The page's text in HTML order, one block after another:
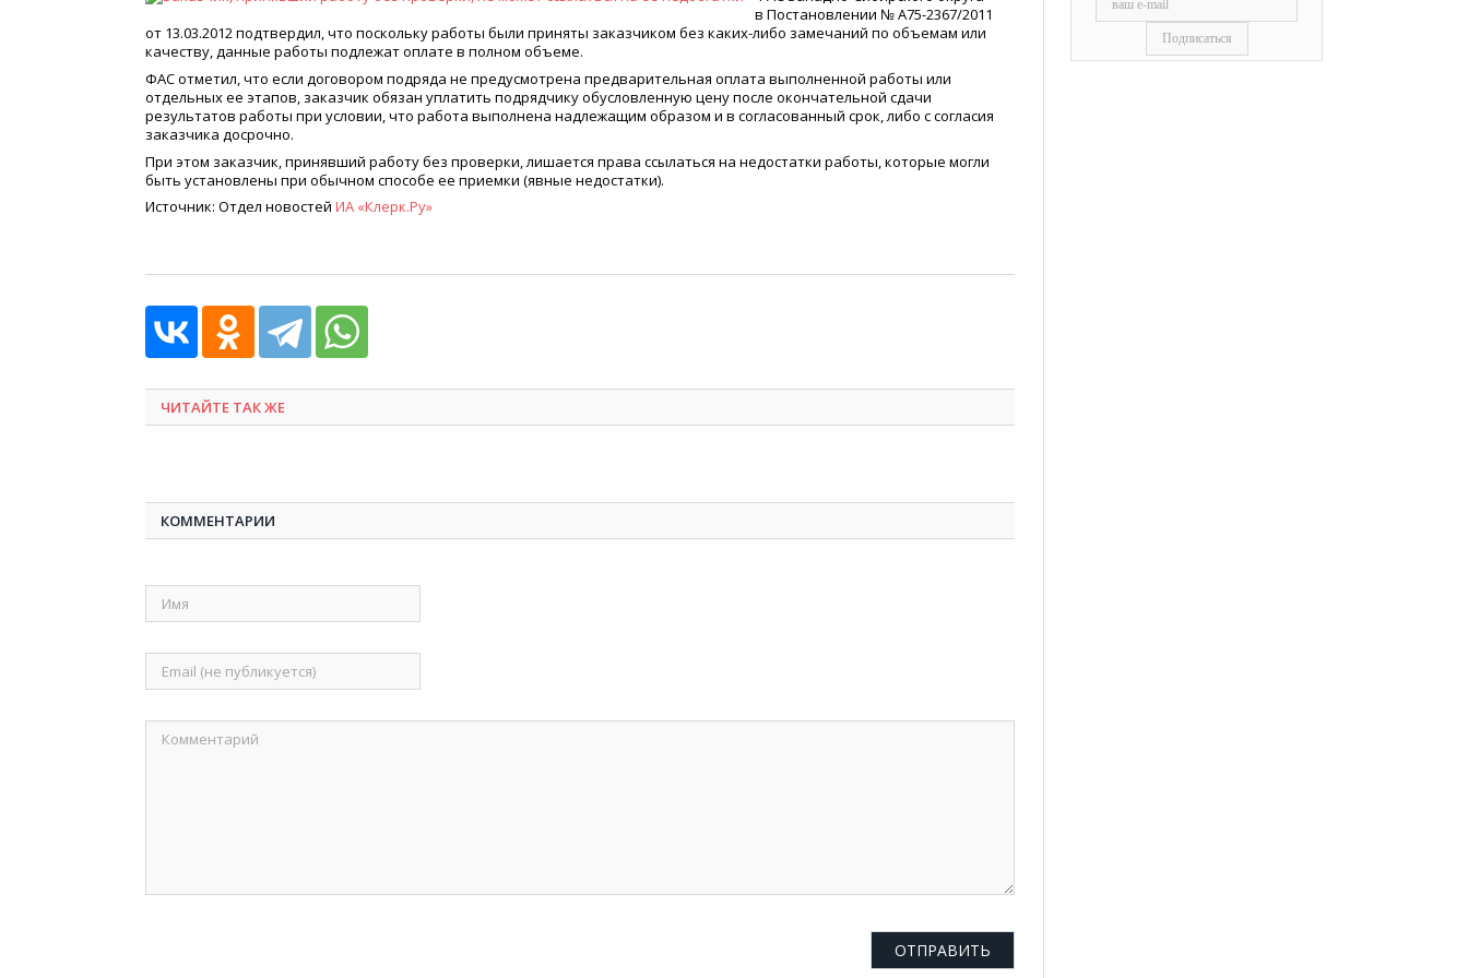
в Постановлении № А75-2367/2011
от 13.03.2012 подтвердил, что поскольку работы были приняты заказчиком без каких-либо замечаний по объемам или
качеству, данные работы подлежат оплате в полном объеме.
ФАС отметил, что если договором подряда не предусмотрена предварительная оплата выполненной работы или
отдельных ее этапов, заказчик обязан уплатить подрядчику обусловленную цену после окончательной сдачи
результатов работы при условии, что работа выполнена надлежащим образом и в согласованный срок, либо с согласия
заказчика досрочно.
При этом заказчик, принявший работу без проверки, лишается права ссылаться на недостатки работы, которые могли
быть установлены при обычном способе ее приемки (явные недостатки).
Источник: Отдел новостей ИА «Клерк.Ру»
ЧИТАЙТЕ ТАК ЖЕ
КОММЕНТАРИИ